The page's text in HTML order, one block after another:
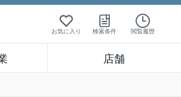
お気に入り 検索条件 閲覧履歴
店舗